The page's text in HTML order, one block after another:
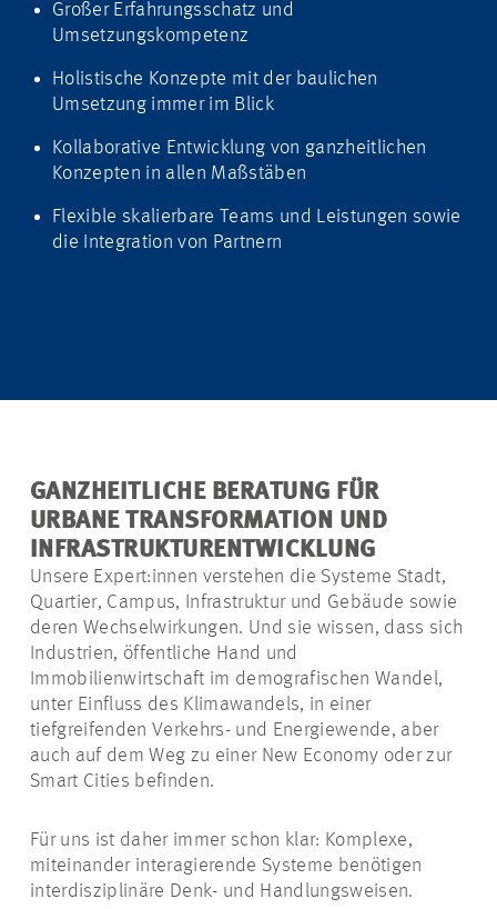
Großer Erfahrungsschatz und
Umsetzungskompetenz
Holistische​ Konzepte ​mit der baulichen ​
Umsetzung ​immer im Blick
Kollaborative Entwicklung von ganzheitlichen
Konzepten in allen Maßstäben
Flexible ​skalierbare​ Teams und Leistungen ​sowie
die Integration ​von Partnern
GANZHEITLICHE BERATUNG FÜR
URBANE TRANSFORMATION UND
INFRASTRUKTURENTWICKLUNG
Unsere Expert:innen verstehen die Systeme Stadt,
Quartier, Campus, Infrastruktur und Gebäude sowie
deren Wechselwirkungen. Und sie wissen, dass sich
Industrien, öffentliche Hand und
Immobilienwirtschaft im demografischen Wandel,
unter Einfluss des Klimawandels, in einer
tiefgreifenden Verkehrs- und Energiewende, aber
auch auf dem Weg zu einer New Economy oder zur
Smart Cities befinden.
Für uns ist daher immer schon klar: Komplexe,
miteinander interagierende Systeme benötigen
interdisziplinäre Denk- und Handlungsweisen.